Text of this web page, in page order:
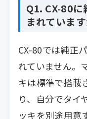
Q1. CX-80
まれていま
CX-80では純正
れていません。
キは標準で搭載
り、自分でタイ
ッキを別途用意